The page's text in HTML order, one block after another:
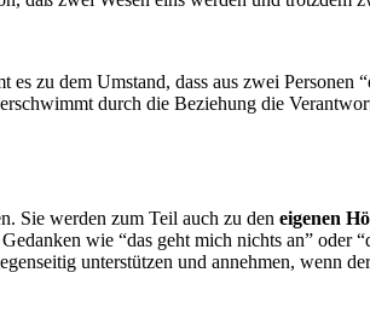
zu dem Umstand, dass aus zwei Personen
durch die Beziehung die
Sie werden zum Teil auch zu den eigenen
wie “das geht mich nichts an” oder
unterstützen und annehmen, wenn